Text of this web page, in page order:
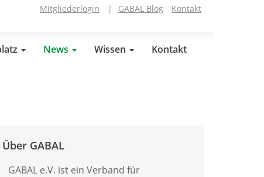
Mitgliederlogin | GABAL Blog Kontakt
News Wissen Kontakt
Über GABAL
GABAL e.V. ist ein Verband für